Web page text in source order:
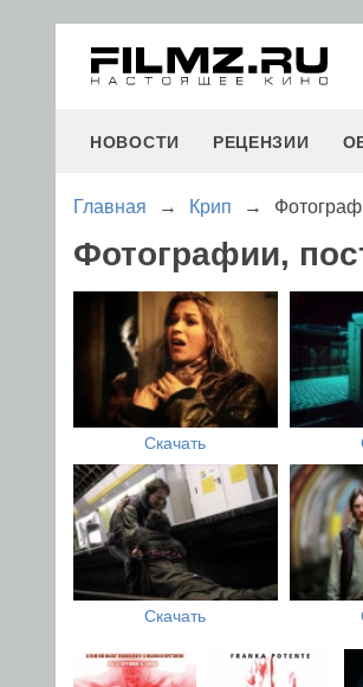
НОВОСТИ РЕЦЕНЗИИ
Главная → Крип →
Фотографии,
Скачать
Скачать